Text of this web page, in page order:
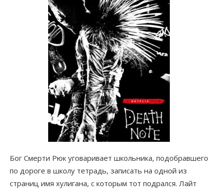
Бог Смерти Рюк уговаривает школьника, подобравшего
по дороге в школу тетрадь, записать на одной из
страниц имя хулигана, с которым тот подрался. Лайт